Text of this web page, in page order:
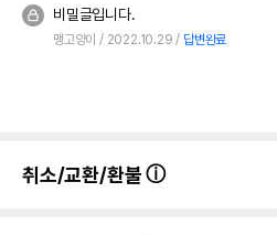
비밀글입니다.
맹고양이 2022.10.29 답변완료
취소/교환/환불